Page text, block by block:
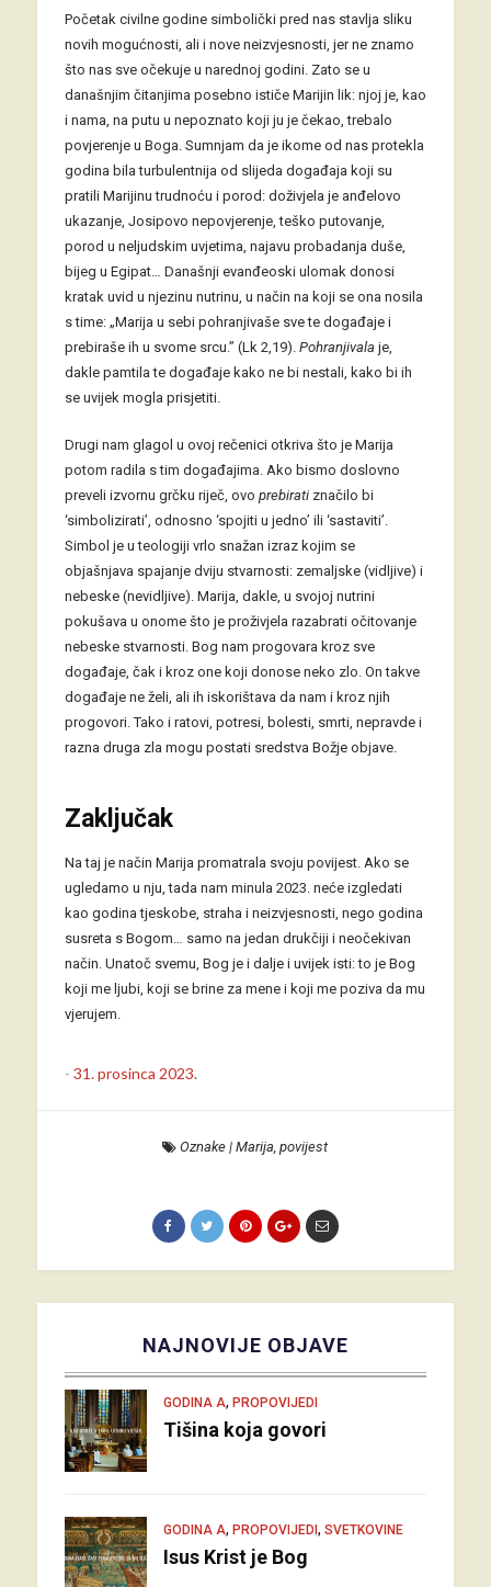
Početak civilne godine simbolički pred nas stavlja sliku
novih mogućnosti, ali i nove neizvjesnosti, jer ne znamo
što nas sve očekuje u narednoj godini. Zato se u
današnjim čitanjima posebno ističe Marijin lik: njoj je, kao
i nama, na putu u nepoznato koji ju je čekao, trebalo
povjerenje u Boga. Sumnjam da je ikome od nas protekla
godina bila turbulentnija od slijeda događaja koji su
pratili Marijinu trudnoću i porod: doživjela je anđelovo
ukazanje, Josipovo nepovjerenje, teško putovanje,
porod u neljudskim uvjetima, najavu probadanja duše,
bijeg u Egipat… Današnji evanđeoski ulomak donosi
kratak uvid u njezinu nutrinu, u način na koji se ona nosila
s time: „Marija u sebi pohranjivaše sve te događaje i
prebiraše ih u svome srcu.” (Lk 2,19). Pohranjivala je,
dakle pamtila te događaje kako ne bi nestali, kako bi ih
se uvijek mogla prisjetiti.
Drugi nam glagol u ovoj rečenici otkriva što je Marija
potom radila s tim događajima. Ako bismo doslovno
preveli izvornu grčku riječ, ovo prebiratiznačilo bi
‘simbolizirati’, odnosno ‘spojiti u jedno’ ili ‘sastaviti’.
Simbol je u teologiji vrlo snažan izraz kojim se
objašnjava spajanje dviju stvarnosti: zemaljske (vidljive) i
nebeske (nevidljive). Marija, dakle, u svojoj nutrini
pokušava u onome što je proživjela razabrati očitovanje
nebeske stvarnosti. Bog nam progovara kroz sve
događaje, čak i kroz one koji donose neko zlo. On takve
događaje ne želi, ali ih iskorištava da nam i kroz njih
progovori. Tako i ratovi, potresi, bolesti, smrti, nepravde i
razna druga zla mogu postati sredstva Božje objave.
Zaključak
Na taj je način Marija promatrala svoju povijest. Ako se
ugledamo u nju, tada nam minula 2023. neće izgledati
kao godina tjeskobe, straha i neizvjesnosti, nego godina
susreta s Bogom… samo na jedan drukčiji i neočekivan
način. Unatoč svemu, Bog je i dalje i uvijek isti: to je Bog
koji me ljubi, koji se brine za mene i koji me poziva da mu
vjerujem.
- 31. prosinca 2023.
Oznake |Marija ,povijest
NAJNOVIJE OBJAVE
GODINA A, PROPOVIJEDI
Tišina koja govori
GODINA A, PROPOVIJEDI, SVETKOVINE
Isus Krist je Bog